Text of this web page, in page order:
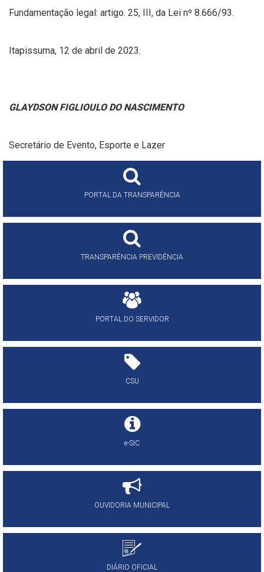
Fundamentação legal: artigo. 25, III, da Lei nº 8.666/93.
Itapissuma, 12 de abril de 2023.
GLAYDSON FIGLIOULO DO NASCIMENTO
Secretário de Evento, Esporte e Lazer
PORTAL DA TRANSPARÊNCIA
TRANSPARÊNCIA PREVIDÊNCIA
PORTAL DO SERVIDOR
CSU
e-SIC
OUVIDORIA MUNICIPAL
DIÁRIO OFICIAL